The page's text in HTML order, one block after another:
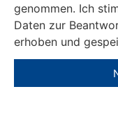
genommen. Ich
Daten zur
erhoben und